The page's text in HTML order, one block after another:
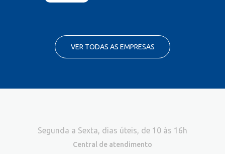
VER TODAS AS EMPRESAS
Segunda a Sexta, dias úteis, de 10 às 16h
Central de atendimento